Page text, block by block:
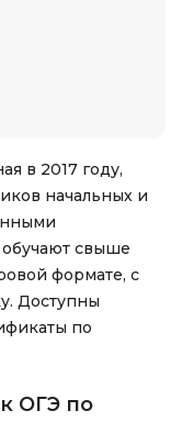
в 2017 году,
начальных и
свыше
формате, с
Доступны
по
ОГЭ по